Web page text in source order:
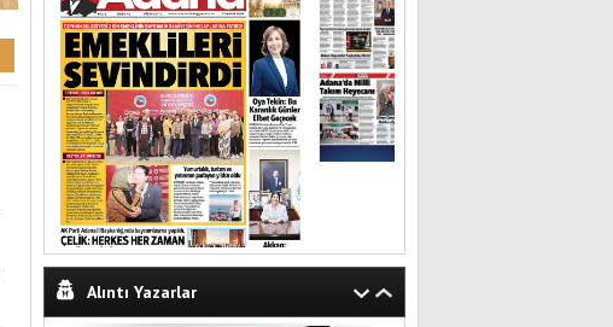
Alıntı Yazarlar